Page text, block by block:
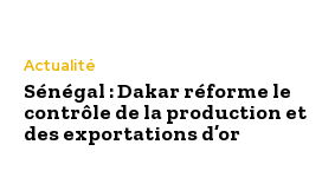
Actualité
Sénégal : Dakar réforme le
contrôle de la production et
des exportations d’or